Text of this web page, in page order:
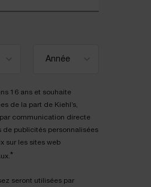
16 ans et souhaite
de la part de Kiehl’s,
par communication directe
de publicités personnalisées
sur les sites web
*
seront utilisées par